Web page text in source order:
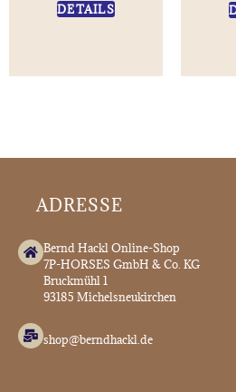
DETAILS
ADRESSE
Bernd Hackl Online-Shop
7P-HORSES GmbH & Co. KG
Bruckmühl 1
93185 Michelsneukirchen
shop@berndhackl.de